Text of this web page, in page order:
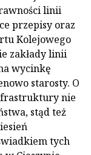
linii
przepisy oraz
Kolejowego
zakłady linii
wycinkę
starosty. O
nie
stąd też
tych